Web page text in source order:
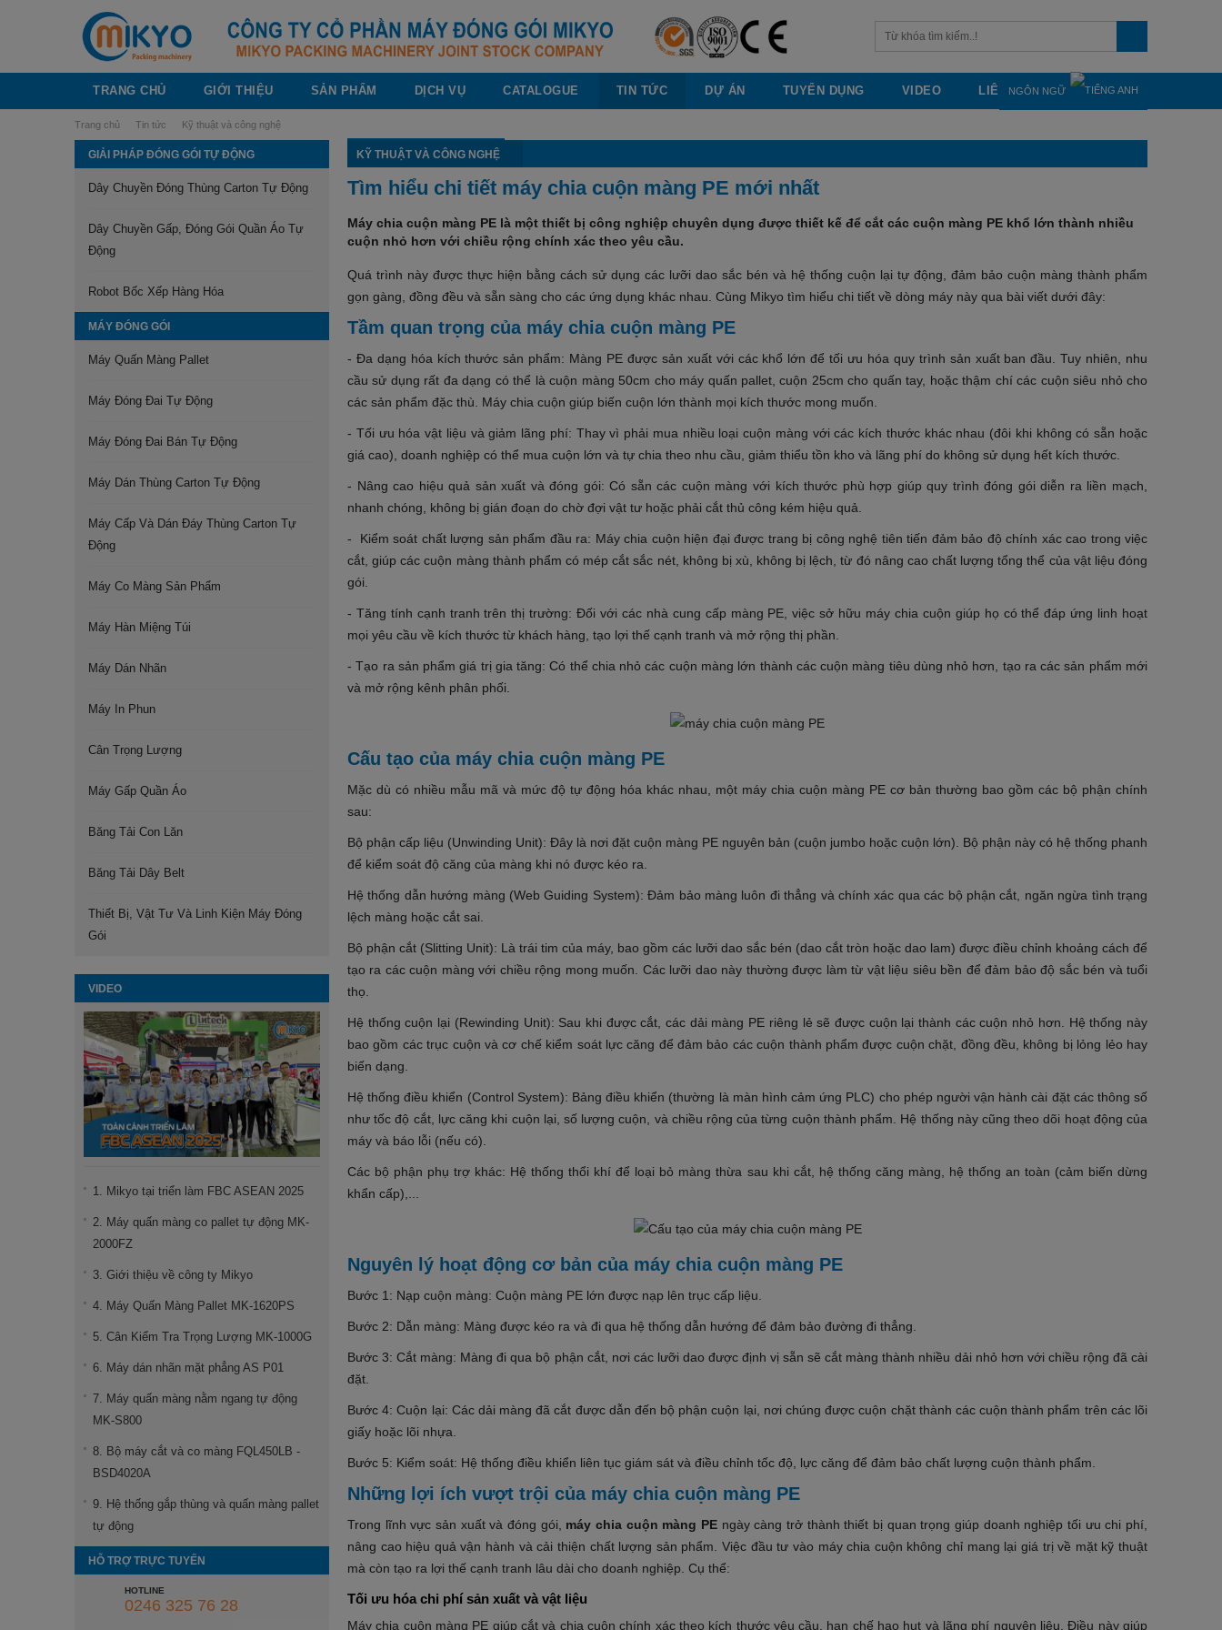
TRANG CHỦ GIỚI THIỆU SẢN PHẨM DỊCH VỤ CATALOGUE TIN TỨC DỰ ÁN TUYỂN DỤNG VIDEO LIÊN HỆNGÔN NGỮ
Trang chủ Tin tức Kỹ thuật và công nghệ
KỸ THUẬT VÀ CÔNG NGHỆ
Tìm hiểu chi tiết máy chia cuộn màng PE mới nhất
Máy chia cuộn màng PE là một thiết bị công nghiệp chuyên dụng được thiết kế để cắt các cuộn màng PE khổ lớn thành nhiều
cuộn nhỏ hơn với chiều rộng chính xác theo yêu cầu.
Quá trình này được thực hiện bằng cách sử dụng các lưỡi dao sắc bén và hệ thống cuộn lại tự động, đảm bảo cuộn màng thành phẩm
gọn gàng, đồng đều và sẵn sàng cho các ứng dụng khác nhau. Cùng Mikyo tìm hiểu chi tiết về dòng máy này qua bài viết dưới đây:
Tầm quan trọng của máy chia cuộn màng PE
- Đa dạng hóa kích thước sản phẩm: Màng PE được sản xuất với các khổ lớn để tối ưu hóa quy trình sản xuất ban đầu. Tuy nhiên, nhu
cầu sử dụng rất đa dạng có thể là cuộn màng 50cm cho máy quấn pallet, cuộn 25cm cho quấn tay, hoặc thậm chí các cuộn siêu nhỏ cho
các sản phẩm đặc thù. Máy chia cuộn giúp biến cuộn lớn thành mọi kích thước mong muốn.
- Tối ưu hóa vật liệu và giảm lãng phí: Thay vì phải mua nhiều loại cuộn màng với các kích thước khác nhau (đôi khi không có sẵn hoặc
giá cao), doanh nghiệp có thể mua cuộn lớn và tự chia theo nhu cầu, giảm thiểu tồn kho và lãng phí do không sử dụng hết kích thước.
- Nâng cao hiệu quả sản xuất và đóng gói: Có sẵn các cuộn màng với kích thước phù hợp giúp quy trình đóng gói diễn ra liền mạch,
nhanh chóng, không bị gián đoạn do chờ đợi vật tư hoặc phải cắt thủ công kém hiệu quả.
- Kiểm soát chất lượng sản phẩm đầu ra: Máy chia cuộn hiện đại được trang bị công nghệ tiên tiến đảm bảo độ chính xác cao trong việc
cắt, giúp các cuộn màng thành phẩm có mép cắt sắc nét, không bị xù, không bị lệch, từ đó nâng cao chất lượng tổng thể của vật liệu đóng
gói.
- Tăng tính cạnh tranh trên thị trường: Đối với các nhà cung cấp màng PE, việc sở hữu máy chia cuộn giúp họ có thể đáp ứng linh hoạt
mọi yêu cầu về kích thước từ khách hàng, tạo lợi thế cạnh tranh và mở rộng thị phần.
- Tạo ra sản phẩm giá trị gia tăng: Có thể chia nhỏ các cuộn màng lớn thành các cuộn màng tiêu dùng nhỏ hơn, tạo ra các sản phẩm mới
và mở rộng kênh phân phối.
Cấu tạo của máy chia cuộn màng PE
Mặc dù có nhiều mẫu mã và mức độ tự động hóa khác nhau, một máy chia cuộn màng PE cơ bản thường bao gồm các bộ phận chính
sau:
Bộ phận cấp liệu (Unwinding Unit): Đây là nơi đặt cuộn màng PE nguyên bản (cuộn jumbo hoặc cuộn lớn). Bộ phận này có hệ thống phanh
để kiểm soát độ căng của màng khi nó được kéo ra.
Hệ thống dẫn hướng màng (Web Guiding System): Đảm bảo màng luôn đi thẳng và chính xác qua các bộ phận cắt, ngăn ngừa tình trạng
lệch màng hoặc cắt sai.
Bộ phận cắt (Slitting Unit): Là trái tim của máy, bao gồm các lưỡi dao sắc bén (dao cắt tròn hoặc dao lam) được điều chỉnh khoảng cách để
tạo ra các cuộn màng với chiều rộng mong muốn. Các lưỡi dao này thường được làm từ vật liệu siêu bền để đảm bảo độ sắc bén và tuổi
thọ.
Hệ thống cuộn lại (Rewinding Unit): Sau khi được cắt, các dải màng PE riêng lẻ sẽ được cuộn lại thành các cuộn nhỏ hơn. Hệ thống này
bao gồm các trục cuộn và cơ chế kiểm soát lực căng để đảm bảo các cuộn thành phẩm được cuộn chặt, đồng đều, không bị lỏng lẻo hay
biến dạng.
Hệ thống điều khiển (Control System): Bảng điều khiển (thường là màn hình cảm ứng PLC) cho phép người vận hành cài đặt các thông số
như tốc độ cắt, lực căng khi cuộn lại, số lượng cuộn, và chiều rộng của từng cuộn thành phẩm. Hệ thống này cũng theo dõi hoạt động của
máy và báo lỗi (nếu có).
Các bộ phận phụ trợ khác: Hệ thống thổi khí để loại bỏ màng thừa sau khi cắt, hệ thống căng màng, hệ thống an toàn (cảm biến dừng
khẩn cấp),...
Nguyên lý hoạt động cơ bản của máy chia cuộn màng PE
Bước 1: Nạp cuộn màng: Cuộn màng PE lớn được nạp lên trục cấp liệu.
Bước 2: Dẫn màng: Màng được kéo ra và đi qua hệ thống dẫn hướng để đảm bảo đường đi thẳng.
Bước 3: Cắt màng: Màng đi qua bộ phận cắt, nơi các lưỡi dao được định vị sẵn sẽ cắt màng thành nhiều dải nhỏ hơn với chiều rộng đã cài
đặt.
Bước 4: Cuộn lại: Các dải màng đã cắt được dẫn đến bộ phận cuộn lại, nơi chúng được cuộn chặt thành các cuộn thành phẩm trên các lõi
giấy hoặc lõi nhựa.
Bước 5: Kiểm soát: Hệ thống điều khiển liên tục giám sát và điều chỉnh tốc độ, lực căng để đảm bảo chất lượng cuộn thành phẩm.
Những lợi ích vượt trội của máy chia cuộn màng PE
Trong lĩnh vực sản xuất và đóng gói, máy chia cuộn màng PE ngày càng trở thành thiết bị quan trọng giúp doanh nghiệp tối ưu chi phí,
nâng cao hiệu quả vận hành và cải thiện chất lượng sản phẩm. Việc đầu tư vào máy chia cuộn không chỉ mang lại giá trị về mặt kỹ thuật
mà còn tạo ra lợi thế cạnh tranh lâu dài cho doanh nghiệp. Cụ thể:
Tối ưu hóa chi phí sản xuất và vật liệu
Máy chia cuộn màng PE giúp cắt và chia cuộn chính xác theo kích thước yêu cầu, hạn chế hao hụt và lãng phí nguyên liệu. Điều này giúp
GIẢI PHÁP ĐÓNG GÓI TỰ ĐỘNG
Dây Chuyền Đóng Thùng Carton Tự Động
Dây Chuyền Gấp, Đóng Gói Quần Áo Tự
Động
Robot Bốc Xếp Hàng Hóa
MÁY ĐÓNG GÓI
Máy Quấn Màng Pallet
Máy Đóng Đai Tự Động
Máy Đóng Đai Bán Tự Động
Máy Dán Thùng Carton Tự Động
Máy Cấp Và Dán Đáy Thùng Carton Tự
Động
Máy Co Màng Sản Phẩm
Máy Hàn Miệng Túi
Máy Dán Nhãn
Máy In Phun
Cân Trọng Lượng
Máy Gấp Quần Áo
Băng Tải Con Lăn
Băng Tải Dây Belt
Thiết Bị, Vật Tư Và Linh Kiện Máy Đóng
Gói
VIDEO
1. Mikyo tại triển làm FBC ASEAN 2025
2. Máy quấn màng co pallet tự động MK-
2000FZ
3. Giới thiệu về công ty Mikyo
4. Máy Quấn Màng Pallet MK-1620PS
5. Cân Kiểm Tra Trọng Lượng MK-1000G
6. Máy dán nhãn mặt phẳng AS P01
7. Máy quấn màng nằm ngang tự động
MK-S800
8. Bộ máy cắt và co màng FQL450LB -
BSD4020A
9. Hệ thống gắp thùng và quấn màng pallet
tự động
HỖ TRỢ TRỰC TUYẾN
HOTLINE
0246 325 76 28